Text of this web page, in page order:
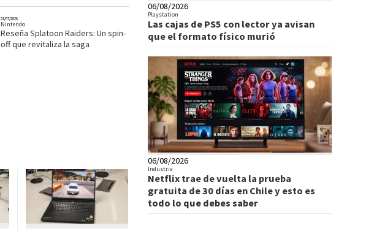
21/07/2026
Nintendo
Reseña Splatoon Raiders: Un spin-
off que revitaliza la saga
06/08/2026
Playstation
Las cajas de PS5 con lector ya avisan
que el formato físico murió
06/08/2026
Industria
Netflix trae de vuelta la prueba
gratuita de 30 días en Chile y esto es
todo lo que debes saber